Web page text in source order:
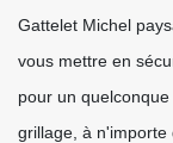
Gattelet Michel
vous mettre en
pour un
grillage, à n'importe